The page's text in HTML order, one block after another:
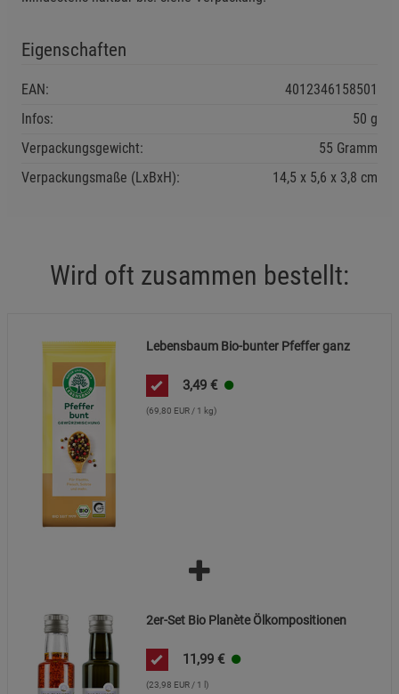
Eigenschaften
EAN:
4012346158501
Infos:
50 g
Verpackungsgewicht:
55 Gramm
Verpackungsmaße (LxBxH):
14,5 5,6 3,8 cm
Wird oft zusammen bestellt:
Lebensbaum Bio-bunter Pfeffer ganz
3,49 €
(69,80 EUR / 1 kg)
2er-Set Bio Planète Ölkompositionen
11,99 €
(23,98 EUR / 1 l)
Statistik Cookies (2)
Beschreibung Statistik Cookies
Marketing Cookies (3) Marketing Cookies
Datenschutzerklärung Impressum